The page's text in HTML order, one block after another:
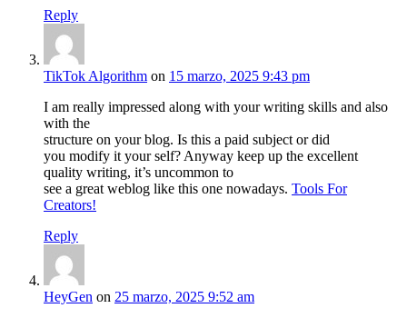
Reply
TikTok Algorithm on 15 marzo, 2025 9:43 pm
I am really impressed along with your writing skills and also
with the
structure on your blog. Is this a paid subject or did
you modify it your self? Anyway keep up the excellent
quality writing, it’s uncommon to
see a great weblog like this one nowadays. Tools For
Creators!
Reply
HeyGen on 25 marzo, 2025 9:52 am